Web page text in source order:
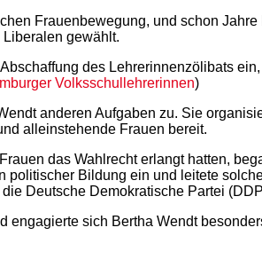
Frauenbewegung, und schon
gewählt.
des Lehrerinnenzölibats
Volksschullehrerinnen)
anderen Aufgaben zu. Sie
alleinstehende Frauen bereit.
das Wahlrecht erlangt hatten,
politischer Bildung ein und leitete
Deutsche Demokratische Partei
engagierte sich Bertha Wendt